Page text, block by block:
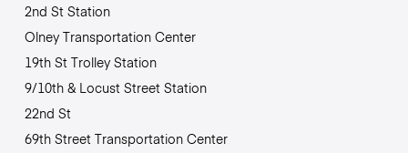
2nd St Station
Olney Transportation Center
19th St Trolley Station
9/10th & Locust Street Station
22nd St
69th Street Transportation Center